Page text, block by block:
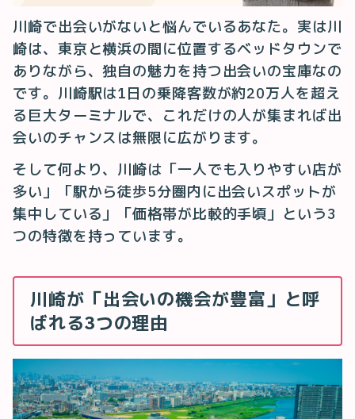
川崎で出会いがないと悩んでいるあなた。実は川
崎は、東京と横浜の間に位置するベッドタウンで
ありながら、独自の魅力を持つ出会いの宝庫なの
です。川崎駅は1日の乗降客数が約20万人を超え
る巨大ターミナルで、これだけの人が集まれば出
会いのチャンスは無限に広がります。
そして何より、川崎は「一人でも入りやすい店が
多い」「駅から徒歩5分圏内に出会いスポットが
集中している」「価格帯が比較的手頃」という3
つの特徴を持っています。
川崎が「出会いの機会が豊富」と呼
ばれる3つの理由